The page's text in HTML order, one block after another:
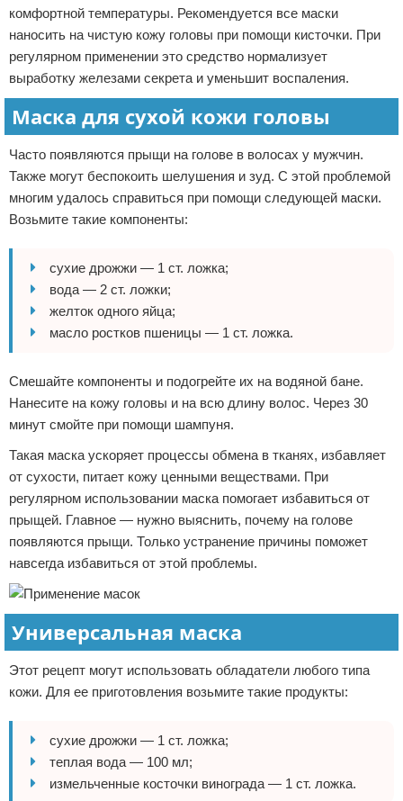
комфортной температуры. Рекомендуется все маски
наносить на чистую кожу головы при помощи кисточки. При
регулярном применении это средство нормализует
выработку железами секрета и уменьшит воспаления.
Маска для сухой кожи головы
Часто появляются прыщи на голове в волосах у мужчин.
Также могут беспокоить шелушения и зуд. С этой проблемой
многим удалось справиться при помощи следующей маски.
Возьмите такие компоненты:
сухие дрожжи — 1 ст. ложка;
вода — 2 ст. ложки;
желток одного яйца;
масло ростков пшеницы — 1 ст. ложка.
Смешайте компоненты и подогрейте их на водяной бане.
Нанесите на кожу головы и на всю длину волос. Через 30
минут смойте при помощи шампуня.
Такая маска ускоряет процессы обмена в тканях, избавляет
от сухости, питает кожу ценными веществами. При
регулярном использовании маска помогает избавиться от
прыщей. Главное — нужно выяснить, почему на голове
появляются прыщи. Только устранение причины поможет
навсегда избавиться от этой проблемы.
Универсальная маска
Этот рецепт могут использовать обладатели любого типа
кожи. Для ее приготовления возьмите такие продукты:
сухие дрожжи — 1 ст. ложка;
теплая вода — 100 мл;
измельченные косточки винограда — 1 ст. ложка.